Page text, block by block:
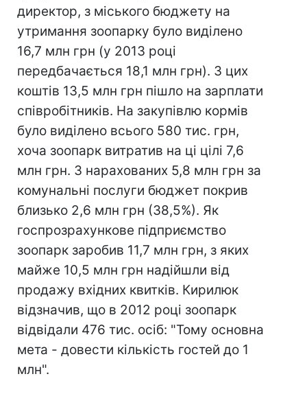
директор, з міського бюджету на
утримання зоопарку було виділено
16,7 млн грн (у 2013 році
передбачається 18,1 млн грн). З цих
коштів 13,5 млн грн пішло на зарплати
співробітників. На закупівлю кормів
було виділено всього 580 тис. грн,
хоча зоопарк витратив на ці цілі 7,6
млн грн. З нарахованих 5,8 млн грн за
комунальні послуги бюджет покрив
близько 2,6 млн грн (38,5%). Як
госпрозрахункове підприємство
зоопарк заробив 11,7 млн грн, з яких
майже 10,5 млн грн надійшли від
продажу вхідних квитків. Кирилюк
відзначив, що в 2012 році зоопарк
відвідали 476 тис. осіб: "Тому основна
мета - довести кількість гостей до 1
млн".